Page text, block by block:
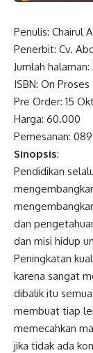
Penulis: Chairul
Penerbit: Cv.
Jumlah
ISBN: On Proses
Pre Order: 15
Harga: 60.000
Pemesanan:
Sinopsis:
Pendidikan
dan
dan misi hidup
Peningkatan
karena sangat
dibalik itu
membuat tiap
memecahkan
jika tidak ada